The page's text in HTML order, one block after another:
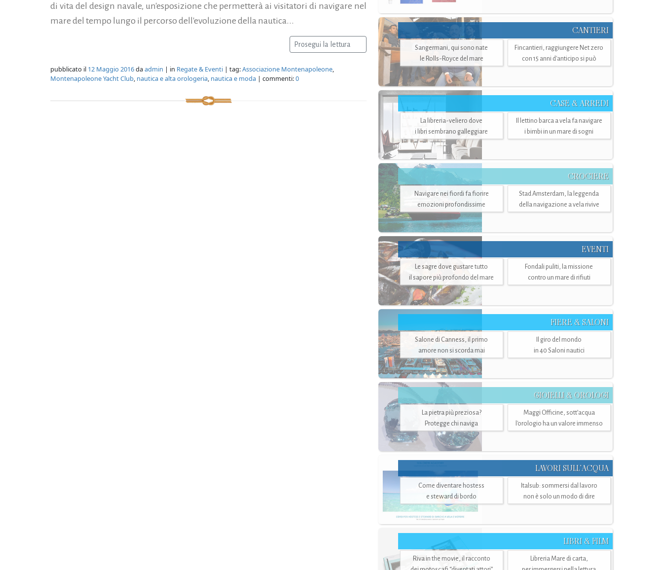
di vita del design navale, un'esposizione che permetterà ai visitatori di navigare nel
mare del tempo lungo il percorso dell'evoluzione della nautica...
Prosegui la lettura
pubblicato il 12 Maggio 2016daadmin | in Regate & Eventi | tag:Associazione Montenapoleone,
Montenapoleone Yacht Club, nautica e alta orologeria, nautica e moda | commenti:0
CANTIERI
Sangermani, qui sono nate
le Rolls-Royce del mare
Fincantieri, raggiungere Net zero
con 15 anni d'anticipo si può
CASE & ARREDI
La libreria-veliero dove
i libri sembrano galleggiare
Il lettino barca a vela fa navigare
i bimbi in un mare di sogni
CROCIERE
Navigare nei fiordi fa fiorire
emozioni profondissime
Stad Amsterdam, la leggenda
della navigazione a vela rivive
EVENTI
Le sagre dove gustare tutto
il sapore più profondo del mare
Fondali puliti, la missione
contro un mare di rifiuti
FIERE & SALONI
Salone di Canness, il primo
amore non si scorda mai
Il giro del mondo
in 40 Saloni nautici
GIOIELLI & OROLOGI
La pietra più preziosa?
Protegge chi naviga
Maggi Officine, sott’acqua
l'orologio ha un valore immenso
LAVORI SULL’ACQUA
Come diventare hostess
e steward di bordo
Italsub: sommersi dal lavoro
non è solo un modo di dire
LIBRI & FILM
Riva in the movie, il racconto
Libreria Mare di carta,